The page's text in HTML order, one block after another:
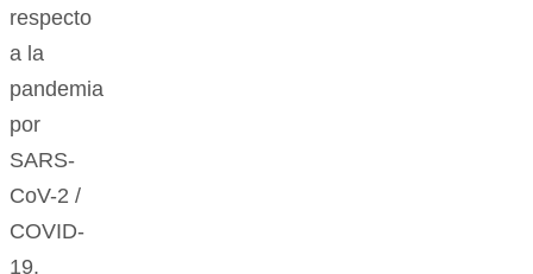
respecto
a la
pandemia
por
SARS-
CoV-2 /
COVID-
19.